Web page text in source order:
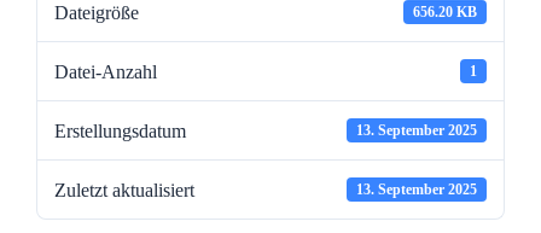
Dateigröße 656.20 KB
Datei-Anzahl 1
Erstellungsdatum 13. September 2025
Zuletzt aktualisiert 13. September 2025